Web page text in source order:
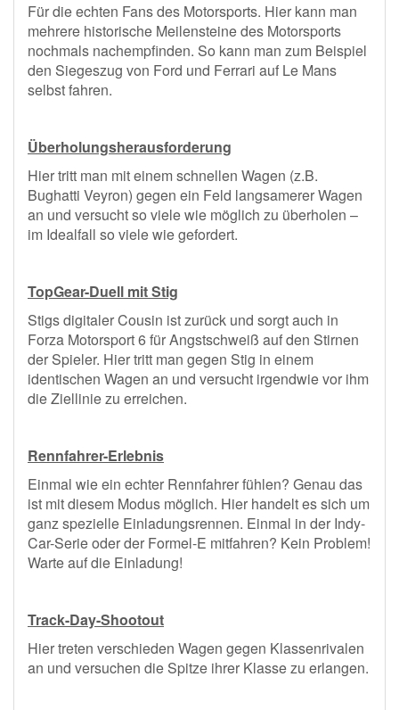
Für die echten Fans des Motorsports. Hier kann man
mehrere historische Meilensteine des Motorsports
nochmals nachempfinden. So kann man zum Beispiel
den Siegeszug von Ford und Ferrari auf Le Mans
selbst fahren.
Überholungsherausforderung
Hier tritt man mit einem schnellen Wagen (z.B.
Bughatti Veyron) gegen ein Feld langsamerer Wagen
an und versucht so viele wie möglich zu überholen –
im Idealfall so viele wie gefordert.
TopGear-Duell mit Stig
Stigs digitaler Cousin ist zurück und sorgt auch in
Forza Motorsport 6 für Angstschweiß auf den Stirnen
der Spieler. Hier tritt man gegen Stig in einem
identischen Wagen an und versucht irgendwie vor ihm
die Ziellinie zu erreichen.
Rennfahrer-Erlebnis
Einmal wie ein echter Rennfahrer fühlen? Genau das
ist mit diesem Modus möglich. Hier handelt es sich um
ganz spezielle Einladungsrennen. Einmal in der Indy-
Car-Serie oder der Formel-E mitfahren? Kein Problem!
Warte auf die Einladung!
Track-Day-Shootout
Hier treten verschieden Wagen gegen Klassenrivalen
an und versuchen die Spitze ihrer Klasse zu erlangen.